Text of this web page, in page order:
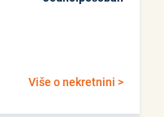
Više o nekretnini >